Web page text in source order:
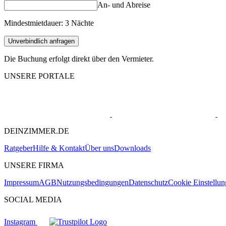
An- und Abreise
Mindestmietdauer: 3 Nächte
Unverbindlich anfragen
Die Buchung erfolgt direkt über den Vermieter.
UNSERE PORTALE
DEINZIMMER.DE
RatgeberHilfe & KontaktÜber unsDownloads
UNSERE FIRMA
ImpressumAGBNutzungsbedingungenDatenschutzCookie
SOCIAL MEDIA
Instagram